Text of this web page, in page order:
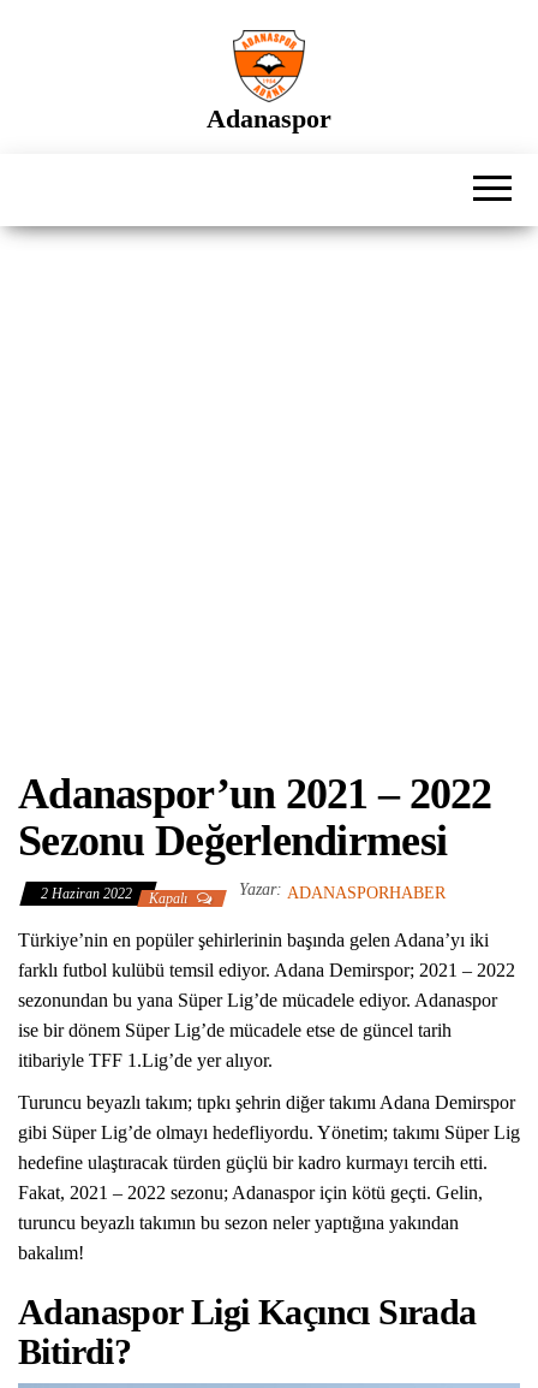
Adanaspor
Adanaspor’un 2021 – 2022
Sezonu Değerlendirmesi
2 Haziran 2022 Kapalı Yazar: ADANASPORHABER
Türkiye’nin en popüler şehirlerinin başında gelen Adana’yı iki
farklı futbol kulübü temsil ediyor. Adana Demirspor; 2021 – 2022
sezonundan bu yana Süper Lig’de mücadele ediyor. Adanaspor
ise bir dönem Süper Lig’de mücadele etse de güncel tarih
itibariyle TFF 1.Lig’de yer alıyor.
Turuncu beyazlı takım; tıpkı şehrin diğer takımı Adana Demirspor
gibi Süper Lig’de olmayı hedefliyordu. Yönetim; takımı Süper Lig
hedefine ulaştıracak türden güçlü bir kadro kurmayı tercih etti.
Fakat, 2021 – 2022 sezonu; Adanaspor için kötü geçti. Gelin,
turuncu beyazlı takımın bu sezon neler yaptığına yakından
bakalım!
Adanaspor Ligi Kaçıncı Sırada
Bitirdi?